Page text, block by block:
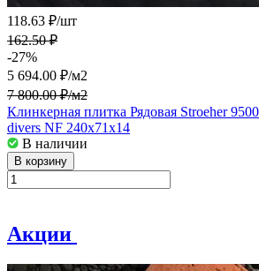
118.63 ₽/шт
162.50 ₽
-27%
5 694.00 ₽/м2
7 800.00 ₽/м2
Клинкерная плитка Рядовая Stroeher
divers NF 240x71x14
В наличии
В корзину
Акции